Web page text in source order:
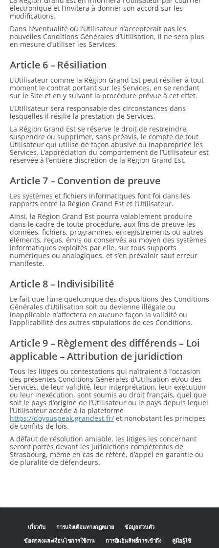
électronique et l’invitera à donner son accord sur les
modifications.
Dans l’éventualité où l’Utilisateur n’accepterait pas les
nouvelles Conditions Générales d’Utilisation, il ne sera plus
en mesure d’utiliser les Services.
Article 6 – Résiliation
L’Utilisateur comme la Région Grand Est peut résilier à tout
moment le contrat portant sur les Services, en se rendant
sur le Site et en y suivant la procédure prévue à cet effet.
L’Utilisateur sera responsable des circonstances dans
lesquelles il résilie la prestation de Services.
La Région Grand Est se réserve le droit de restreindre,
suspendre ou supprimer, sans préavis, le compte de tout
Utilisateur qui utilise de façon abusive ou inappropriée les
Services. L’appréciation du comportement de l’Utilisateur est
réservée à l’entière discrétion de la Région Grand Est.
Article 7 – Convention de preuve
Les systèmes et fichiers informatiques font foi dans les
rapports entre la Région Grand Est et l’Utilisateur.
Ainsi, la Région Grand Est pourra valablement produire
dans le cadre de toute procédure, aux fins de preuve les
données, fichiers, programmes, enregistrements ou autres
éléments, reçus, émis ou conservés au moyen des systèmes
informatiques exploités par elle, sur tous supports
numériques ou analogiques, et s’en prévaloir sauf erreur
manifeste.
Article 8 – Indivisibilité
Le fait que l’une quelconque des dispositions des Conditions
Générales d’Utilisation soit ou devienne illégale ou
inapplicable n’affectera en aucune façon la validité ou
l’applicabilité des autres stipulations de ces Conditions.
Article 9 – Règlement des différends – Loi
applicable – Attribution de juridiction
Tous les litiges ou contestations qui naîtraient à l’occasion
des présentes Conditions Générales d’Utilisation et/ou des
Services, de leur validité, leur interprétation, leur exécution
ou leur inexécution, sont soumis au droit français, quel que
soit le pays d’origine de l’Utilisateur ou le pays depuis lequel
l’Utilisateur accède à la plateforme
https://doyouspeak.grandest.fr/ et nonobstant les principes
de conflits de lois.
A défaut de résolution amiable, les litiges les concernant
seront portés devant les juridictions compétentes de
Strasbourg, même en cas de référé, d’appel en garantie ou
de pluralité de défendeurs.
เกี่ยวกับ การแจ้งเตือนทางกฏหมาย
ข้อมูลส่วนตัว
ข้อตกลงและเงื่อนไขการใช้งาน
การยืนยันสิทธิ์การเข้าถึง คู่มือผู้ใช้